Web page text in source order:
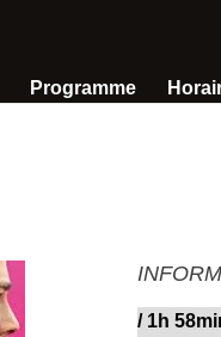
Programme
/1h